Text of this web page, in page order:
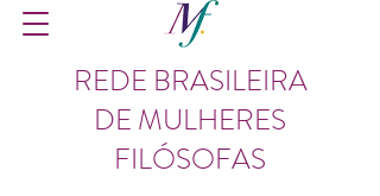
REDE BRASILEIRA
DE MULHERES
FILÓSOFAS